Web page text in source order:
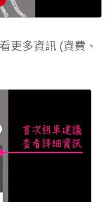
更多資訊 (資費、